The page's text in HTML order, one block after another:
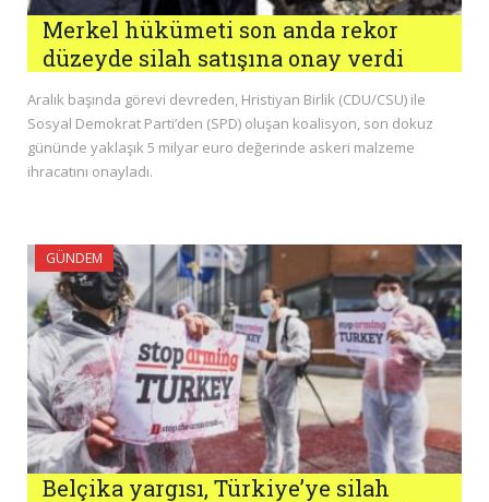
Merkel hükümeti son anda rekor
düzeyde silah satışına onay verdi
Aralık başında görevi devreden, Hristiyan Birlik (CDU/CSU) ile
Sosyal Demokrat Parti’den (SPD) oluşan koalisyon, son dokuz
gününde yaklaşık 5 milyar euro değerinde askeri malzeme
ihracatını onayladı.
GÜNDEM
Belçika yargısı, Türkiye’ye silah